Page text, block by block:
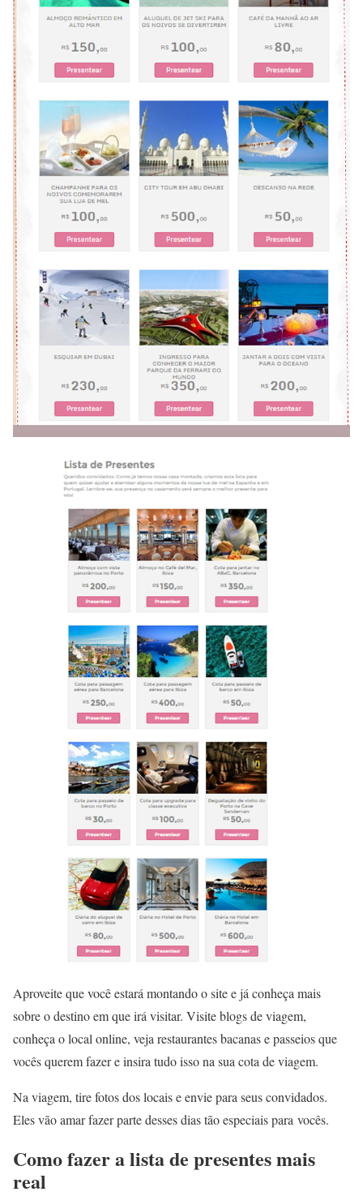
Aproveite que você estará montando o site e já conheça mais
sobre o destino em que irá visitar. Visite blogs de viagem,
conheça o local online, veja restaurantes bacanas e passeios que
vocês querem fazer e insira tudo isso na sua cota de viagem.
Na viagem, tire fotos dos locais e envie para seus convidados.
Eles vão amar fazer parte desses dias tão especiais para vocês.
Como fazer a lista de presentes mais
real